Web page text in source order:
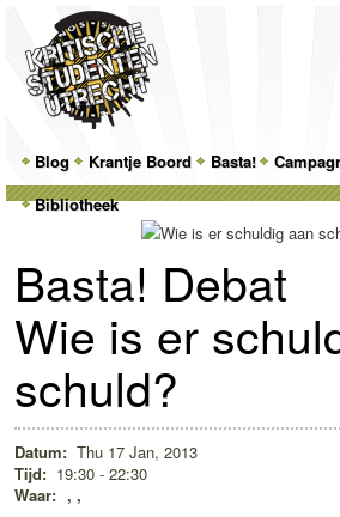
MainSkip
to
content
Skip
to
content
Blog Krantje Boord Basta!
Bibliotheek
Basta! Debat
Wie is er
schuld?
Datum: Thu 17 Jan, 2013
Tijd: 19:30 - 22:30
Waar: , ,